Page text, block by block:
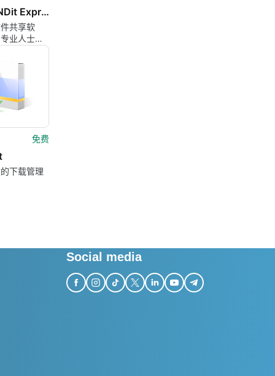
youSENDit Express
共享软
业人士设
免费
下载管理
Social media